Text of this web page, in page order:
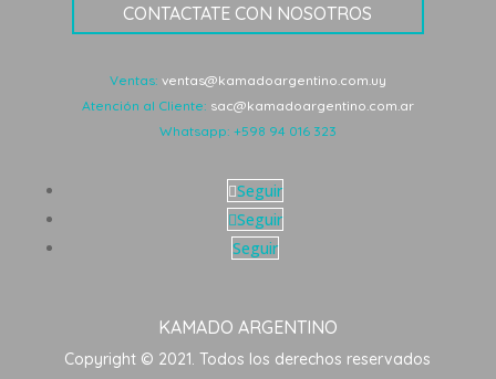
CONTACTATE CON NOSOTROS
Ventas: ventas@kamadoargentino.com.uy
Atención al Cliente: sac@kamadoargentino.com.ar
Whatsapp: +598 94 016 323
Seguir
Seguir
Seguir
KAMADO ARGENTINO
Copyright © 2021. Todos los derechos reservados